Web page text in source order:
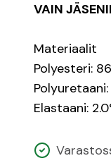
VAIN
Materiaalit
Polyesteri:
Polyuretaani:
Elastaani: